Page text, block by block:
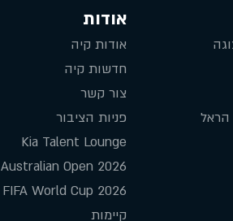
הראל
אודות
אודות קיה
חדשות קיה
צור קשר
פניות הציבור
Kia Talent Lounge
Australian Open 2026
FIFA World Cup 2026
קיימות